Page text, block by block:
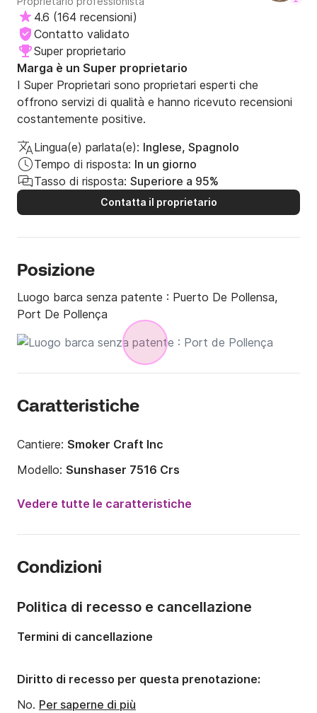
4.6 (164 recensioni)
Contatto validato
Super proprietario
Marga è un Super proprietario
I Super Proprietari sono proprietari esperti che
offrono servizi di qualità e hanno ricevuto recensioni
costantemente positive.
Lingua(e) parlata(e): Inglese, Spagnolo
Tempo di risposta: In un giorno
Tasso di risposta: Superiore a 95%
Contatta il proprietario
Posizione
Luogo barca senza patente : Puerto De Pollensa,
Port De Pollença
Caratteristiche
Cantiere: Smoker Craft Inc
Modello: Sunshaser 7516 Crs
15CV
Portata massima persone:
Vedere tutte le caratteristiche
Condizioni
Politica di recesso e cancellazione
Termini di cancellazione
Diritto di recesso per questa prenotazione:
No. Per saperne di più